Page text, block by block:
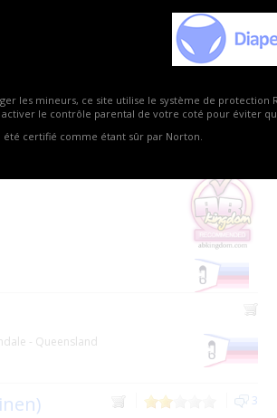
les mineurs, ce site utilise le système de protection
activer le contrôle parental de votre coté pour éviter
été certifié comme étant sûr par Norton.
1
- Queensland
3